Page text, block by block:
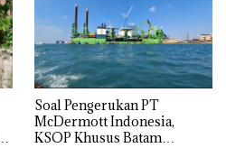
‎Soal Pengerukan PT
McDermott Indonesia,
KSOP Khusus Batam